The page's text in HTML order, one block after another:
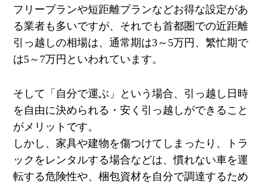
フリープランや短距離プランなどお得な設定があ
る業者も多いですが、それでも首都圏での近距離
引っ越しの相場は、通常期は3～ 5万円、繁忙期で
は5～ 7万円といわれています。
そして「自分で運ぶ」という場合、引っ越し日時
を自由に決められる ・安く引っ越しができること
がメリットです。
しかし、 家具や建物を傷つけてしまったり、
トラ
ックをレンタルする場合などは、慣れない車を運
転する危険性や、梱包資材を自分で調達するため